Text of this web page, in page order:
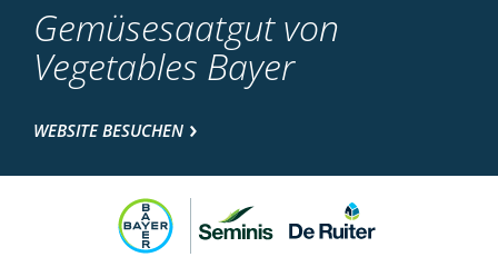
Gemüsesaatgut von
Vegetables Bayer
WEBSITE BESUCHEN